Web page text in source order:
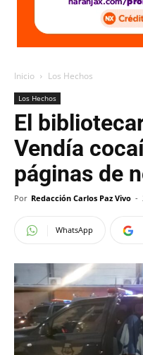
Inicio Los Hechos
Los Hechos
El
Vendía
páginas de
Por Redacción Carlos Paz Vivo -
WhatsApp